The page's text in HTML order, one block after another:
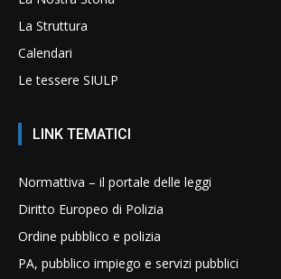
La Struttura
Calendari
Le tessere SIULP
LINK TEMATICI
Normattiva – il portale delle leggi
Diritto Europeo di Polizia
Ordine pubblico e polizia
PA, pubblico impiego e servizi pubblici